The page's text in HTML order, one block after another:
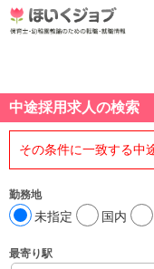
中途採用求人の検索
その条件に一致する中
勤務地
未指定 国内
最寄り駅